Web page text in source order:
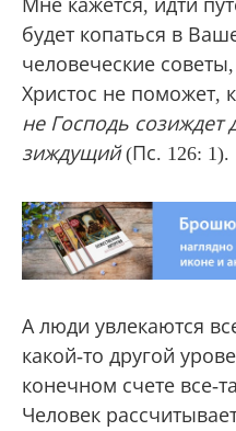
Мне кажется, идти
будет копаться в
человеческие
Христос не поможет,
не Господь созиждет
зиждущий(Пс. 126: 1).
А люди увлекаются
какой-то другой
конечном счете все-
Человек